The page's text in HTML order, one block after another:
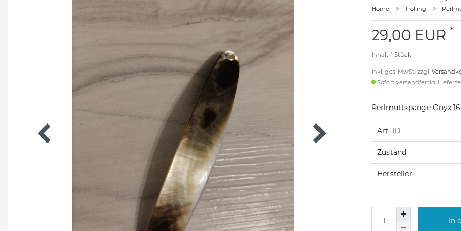
Home Trolling
29,00 EUR *
Inhalt 1 Stück
inkl. ges. MwSt. zzgl.
Sofort versandfertig,
Perlmuttspange Onyx
Art.-ID
Zustand
Hersteller
In